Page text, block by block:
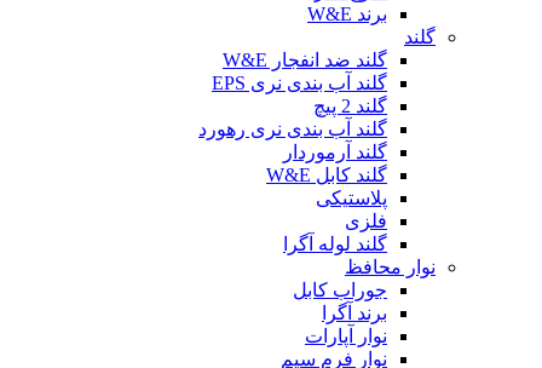
برند W&E
گلند
گلند ضد انفجار W&E
گلند آب بندی نری EPS
گلند 2 پیچ
گلند آب بندی نری رهورد
گلند آرموردار
گلند کابل W&E
پلاستیکی
فلزی
گلند لوله آگرا
نوار محافظ
جوراب کابل
برند آگرا
نوار آپارات
نوار فرم سیم